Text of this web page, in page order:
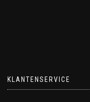
KLANTENSERVICE